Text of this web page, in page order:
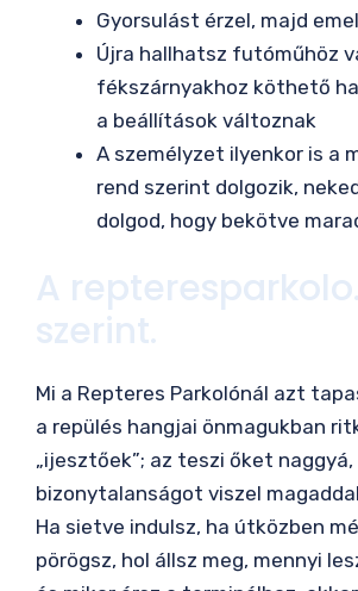
Gyorsulást érzel, majd
Újra hallhatsz futóműhöz
fékszárnyakhoz köthető
a beállítások változnak
A személyzet ilyenkor is a
rend szerint dolgozik,
dolgod, hogy bekötve
A
szerint.
Mi a Repteres Parkolónál azt
a repülés hangjai önmagukban
„ijesztőek”; az teszi őket
bizonytalanságot viszel
Ha sietve indulsz, ha útközben
pörögsz, hol állsz meg, mennyi